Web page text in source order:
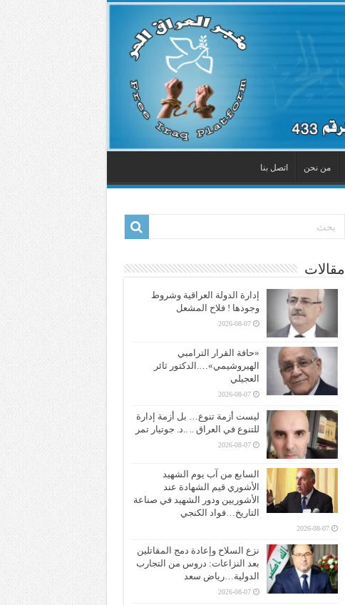
من نحن اتصل بنا
مقالات
إدارة الدولة العراقية وشروط
وجودها ! فلاح المشعل
2026-08-07
«حافة القرار الترامبي
الهيروشيمي»….الدكتور ثائر
العجيلي
2026-08-07
ليست أزمة تنوع… بل أزمة إدارة
للتنوع في العراق .. ..د. جوتيار تمر
2026-08-07
السابع من آب يوم الشهيد
الأشوري قيم الشهادة عند
الأشوريين ودور الشهيد في صناعة
التاريخ…فواد الكنجي
2026-08-07
نزع السلاح وإعادة دمج المقاتلين
بعد النزاعات: دروس من التجارب
الدولية…رياض سعد
2026-08-07